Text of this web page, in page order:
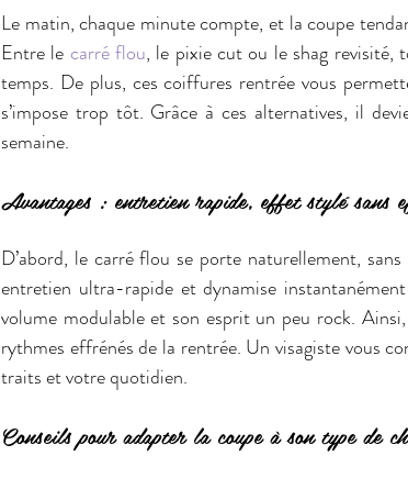
Le matin, chaque minute compte, et la coupe
Entre le carré flou, le pixie cut ou le shag revisité,
temps. De plus, ces coiffures rentrée vous
s’impose trop tôt. Grâce à ces alternatives, il
semaine.
Avantages : entretien rapide, effet stylé sans
D’abord, le carré flou se porte naturellement,
entretien ultra-rapide et dynamise
volume modulable et son esprit un peu rock.
rythmes effrénés de la rentrée. Un visagiste vous
traits et votre quotidien.
Conseils pour adapter la coupe à son type de